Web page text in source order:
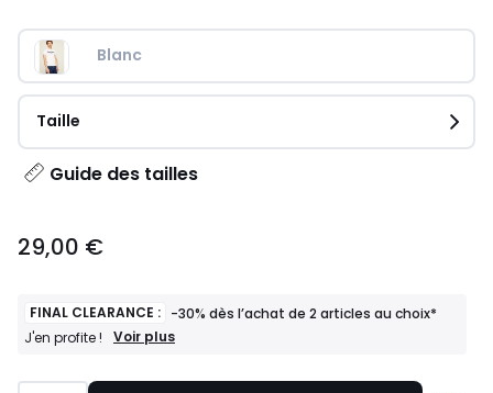
Blanc
Taille
Guide des tailles
€.
29,00 €
FINAL CLEARANCE : -30% dès l’achat de 2 articles au choix*
J'en profite !
FINAL
Voir plus